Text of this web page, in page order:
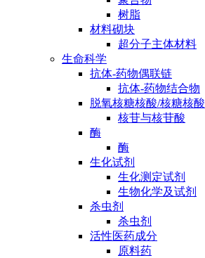
树脂
材料砌块
超分子主体材料
生命科学
抗体-药物偶联链
抗体-药物结合物
脱氧核糖核酸/核糖核酸
核苷与核苷酸
酶
酶
生化试剂
生化测定试剂
生物化学及试剂
杀虫剂
杀虫剂
活性医药成分
原料药